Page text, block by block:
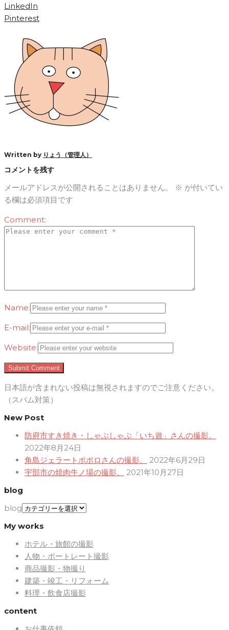
LinkedIn
Pinterest
Written by りょう（管理人）
コメントを残す
メールアドレスが公開されることはありません。 ※ が付いてい
る欄は必須項目です
Comment:
Name:
E-mail:
Website:
日本語が含まれない投稿は無視されますのでご注意ください。
（スパム対策）
New Post
防府市すき焼き・しゃぶしゃぶ「いち遊」さんの撮影。
2022年8月24日
角島ジェラートポポロさんの撮影。
2022年6月29日
宇部市の焼肉牛ノ場の撮影。
2021年10月27日
blog
blog
My works
ホテル・旅館の撮影
人物・ポートレート撮影
商品撮影・物撮り
建築・竣工・リフォーム
料理・飲食店撮影
content